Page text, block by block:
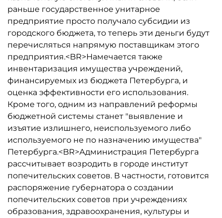
раньше государственное унитарное
предприятие просто получало субсидии из
городского бюджета, то теперь эти деньги будут
перечисляться напрямую поставщикам этого
предприятия.<BR>Намечается также
инвентаризация имущества учреждений,
финансируемых из бюджета Петербурга, и
оценка эффективности его использования.
Кроме того, одним из направлений реформы
бюджетной системы станет "выявление и
изъятие излишнего, неиспользуемого либо
используемого не по назначению имущества"
Петербурга.<BR>Администрация Петербурга
рассчитывает возродить в городе институт
попечительских советов. В частности, готовится
распоряжение губернатора о создании
попечительских советов при учреждениях
образования, здравоохранения, культуры и